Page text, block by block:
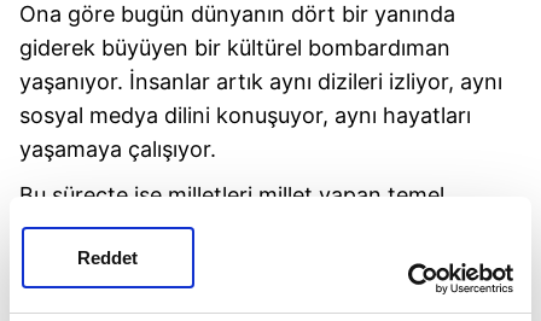
Reddet
Ona göre bugün dünyanın dört bir yanında
giderek büyüyen bir kültürel bombardıman
yaşanıyor. İnsanlar artık aynı dizileri izliyor, aynı
sosyal medya dilini konuşuyor, aynı hayatları
yaşamaya çalışıyor.
Bu süreçte ise milletleri millet yapan temel
değerler sessizce aşınıyor. Hülya Koçyiğit tam da
bu nedenle kültürün sadece geçmişe ait nostaljik
bir miras olmadığını söyledi. Kültürün bir milletin